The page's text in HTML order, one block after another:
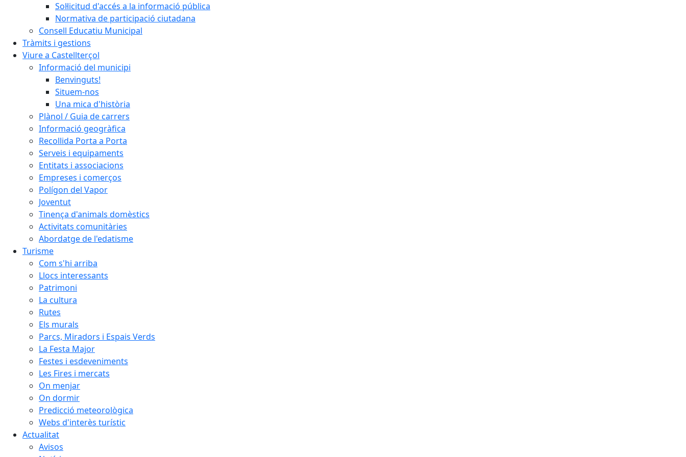
Sol·licitud d'accés a la informació pública
Normativa de participació ciutadana
Consell Educatiu Municipal
Tràmits i gestions
Viure a Castellterçol
Informació del municipi
Benvinguts!
Situem-nos
Una mica d'història
Plànol / Guia de carrers
Informació geogràfica
Recollida Porta a Porta
Serveis i equipaments
Entitats i associacions
Empreses i comerços
Polígon del Vapor
Joventut
Tinença d'animals domèstics
Activitats comunitàries
Abordatge de l'edatisme
Turisme
Com s'hi arriba
Llocs interessants
Patrimoni
La cultura
Rutes
Els murals
Parcs, Miradors i Espais Verds
La Festa Major
Festes i esdeveniments
Les Fires i mercats
On menjar
On dormir
Predicció meteorològica
Webs d'interès turístic
Actualitat
Avisos